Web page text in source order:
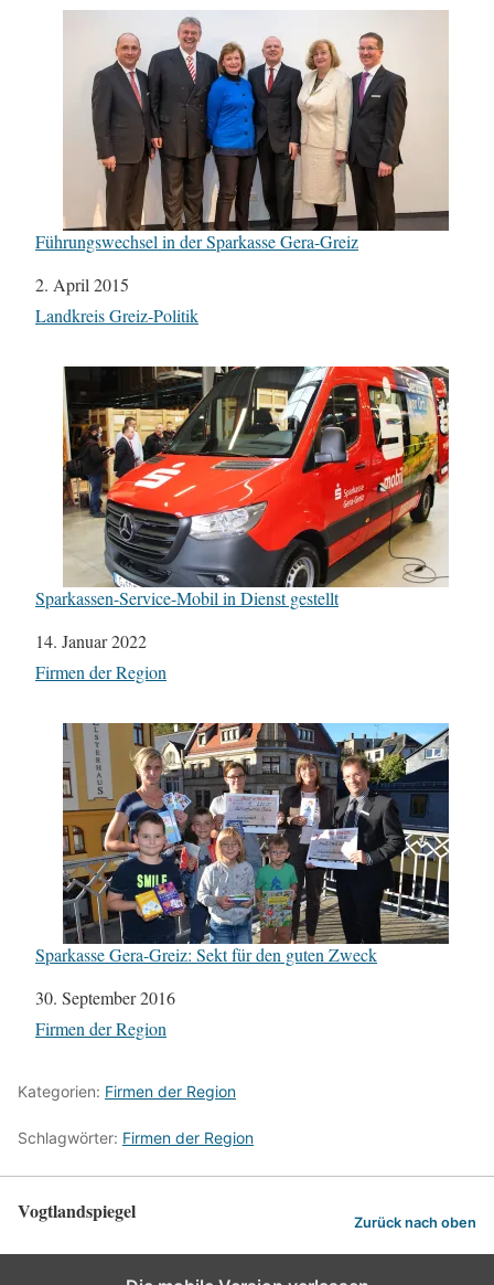
Führungswechsel in der Sparkasse Gera-Greiz
Datum
2. April 2015
In Bezug auf
Landkreis Greiz-Politik
Sparkassen-Service-Mobil in Dienst gestellt
Datum
14. Januar 2022
In Bezug auf
Firmen der Region
Sparkasse Gera-Greiz: Sekt für den guten Zweck
Datum
30. September 2016
In Bezug auf
Firmen der Region
Kategorien: Firmen der Region
Schlagwörter: Firmen der Region
Vogtlandspiegel Zurück nach oben